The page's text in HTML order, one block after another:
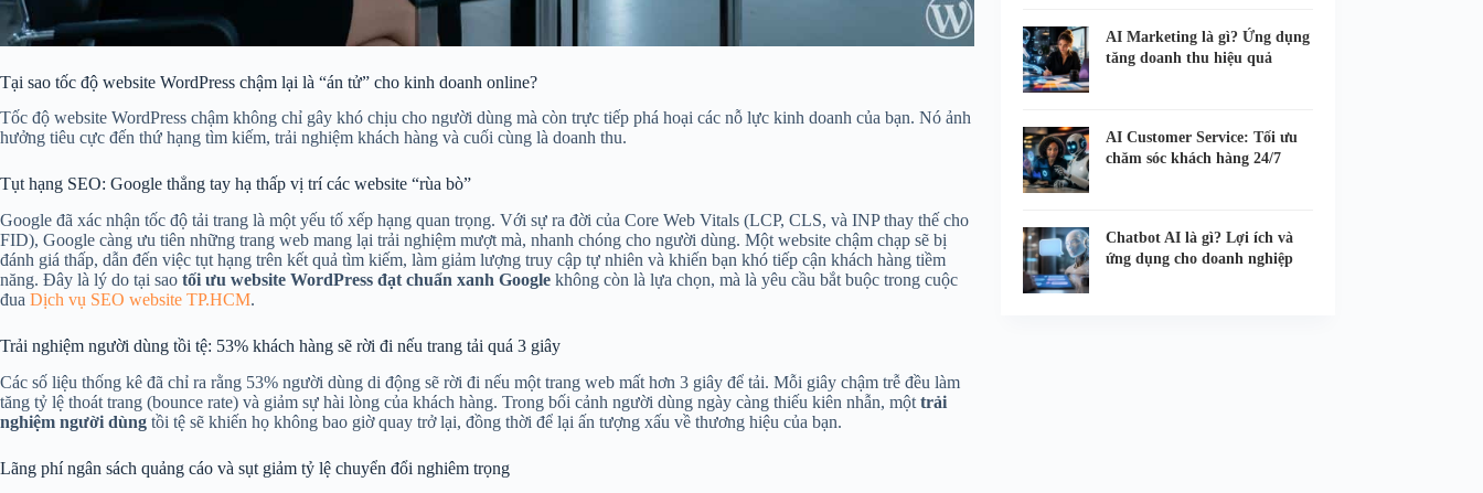
Tại sao tốc độ website WordPress chậm lại là “án tử” cho kinh doanh online?
Tốc độ website WordPress chậm không chỉ gây khó chịu cho người dùng mà còn trực tiếp phá hoại các nỗ lực kinh doanh của bạn. Nó ảnh
hưởng tiêu cực đến thứ hạng tìm kiếm, trải nghiệm khách hàng và cuối cùng là doanh thu.
Tụt hạng SEO: Google thẳng tay hạ thấp vị trí các website “rùa bò”
Google đã xác nhận tốc độ tải trang là một yếu tố xếp hạng quan trọng. Với sự ra đời của Core Web Vitals (LCP, CLS, và INP thay thế cho
FID), Google càng ưu tiên những trang web mang lại trải nghiệm mượt mà, nhanh chóng cho người dùng. Một website chậm chạp sẽ bị
đánh giá thấp, dẫn đến việc tụt hạng trên kết quả tìm kiếm, làm giảm lượng truy cập tự nhiên và khiến bạn khó tiếp cận khách hàng tiềm
năng. Đây là lý do tại sao tối ưu website WordPress đạt chuẩn xanh Google không còn là lựa chọn, mà là yêu cầu bắt buộc trong cuộc
đua Dịch vụ SEO website TP.HCM.
Trải nghiệm người dùng tồi tệ: 53% khách hàng sẽ rời đi nếu trang tải quá 3 giây
Các số liệu thống kê đã chỉ ra rằng 53% người dùng di động sẽ rời đi nếu một trang web mất hơn 3 giây để tải. Mỗi giây chậm trễ đều làm
tăng tỷ lệ thoát trang (bounce rate) và giảm sự hài lòng của khách hàng. Trong bối cảnh người dùng ngày càng thiếu kiên nhẫn, một trải
nghiệm người dùng tồi tệ sẽ khiến họ không bao giờ quay trở lại, đồng thời để lại ấn tượng xấu về thương hiệu của bạn.
Lãng phí ngân sách quảng cáo và sụt giảm tỷ lệ chuyển đổi nghiêm trọng
AI Marketing là gì? Ứng dụng
tăng doanh thu hiệu quả
AI Customer Service: Tối ưu
chăm sóc khách hàng 24/7
Chatbot AI là gì? Lợi ích và
ứng dụng cho doanh nghiệp